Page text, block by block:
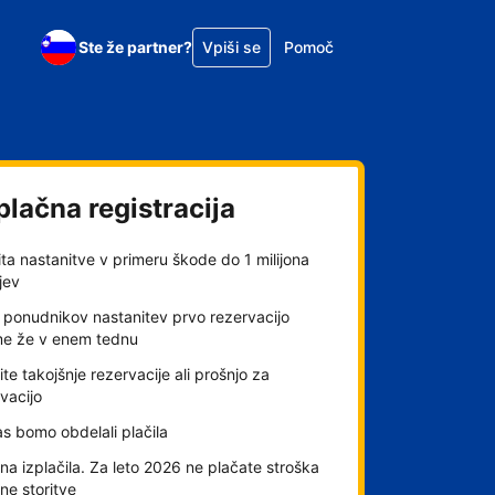
Ste že partner? Vpiši se Pomoč
registracija
nastanitve v primeru škode do 1 milijona
ponudnikov nastanitev prvo rezervacijo
že v enem tednu
takojšnje rezervacije ali prošnjo za
bomo obdelali plačila
izplačila. Za leto 2026 ne plačate stroška
storitve